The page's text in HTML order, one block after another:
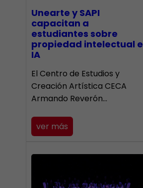
Unearte y SAPI
capacitan a
estudiantes sobre
propiedad intelectual e
IA
El Centro de Estudios y
Creación Artística CECA
Armando Reverón…
ver más